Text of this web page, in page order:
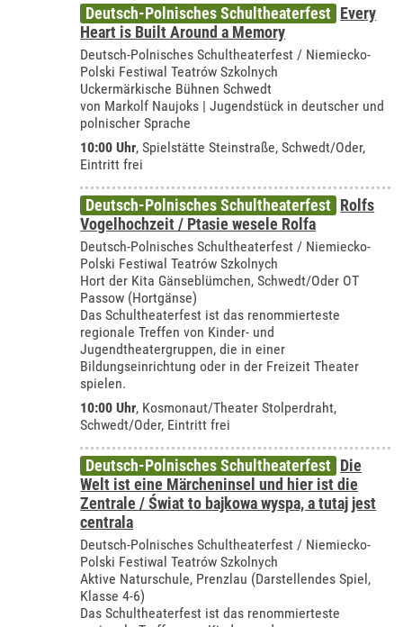
Deutsch-Polnisches Schultheaterfest Every
Heart is Built Around a Memory
Deutsch-Polnisches Schultheaterfest / Niemiecko-
Polski Festiwal Teatrów Szkolnych
Uckermärkische Bühnen Schwedt
von Markolf Naujoks | Jugendstück in deutscher und
polnischer Sprache
10:00 Uhr, Spielstätte Steinstraße, Schwedt/Oder,
Eintritt frei
Deutsch-Polnisches Schultheaterfest Rolfs
Vogelhochzeit / Ptasie wesele Rolfa
Deutsch-Polnisches Schultheaterfest / Niemiecko-
Polski Festiwal Teatrów Szkolnych
Hort der Kita Gänseblümchen, Schwedt/Oder OT
Passow (Hortgänse)
Das Schultheaterfest ist das renommierteste
regionale Treffen von Kinder- und
Jugendtheatergruppen, die in einer
Bildungseinrichtung oder in der Freizeit Theater
spielen.
10:00 Uhr, Kosmonaut/Theater Stolperdraht,
Schwedt/Oder, Eintritt frei
Deutsch-Polnisches Schultheaterfest Die
Welt ist eine Märcheninsel und hier ist die
Zentrale / Świat to bajkowa wyspa, a tutaj jest
centrala
Deutsch-Polnisches Schultheaterfest / Niemiecko-
Polski Festiwal Teatrów Szkolnych
Aktive Naturschule, Prenzlau (Darstellendes Spiel,
Klasse 4-6)
Das Schultheaterfest ist das renommierteste